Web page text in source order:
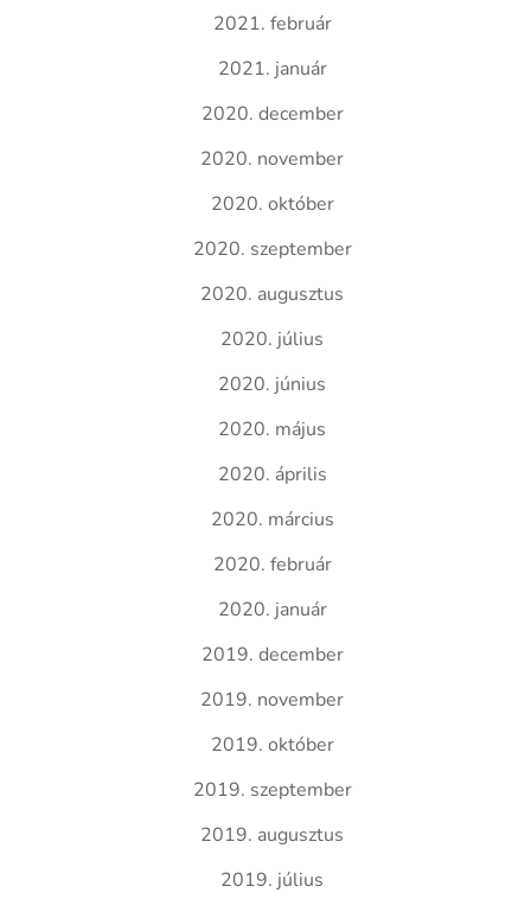
2021. február
2021. január
2020. december
2020. november
2020. október
2020. szeptember
2020. augusztus
2020. július
2020. június
2020. május
2020. április
2020. március
2020. február
2020. január
2019. december
2019. november
2019. október
2019. szeptember
2019. augusztus
2019. július